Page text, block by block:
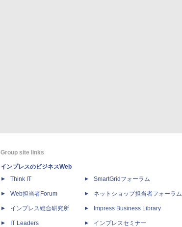
Group site links
インプレスのビジネスWeb
Think IT
Web担当者Forum
インプレス総合研究所
IT Leaders
SmartGridフォーラム
ネットショップ担当者フォーラム
Impress Business Library
インプレスセミナー